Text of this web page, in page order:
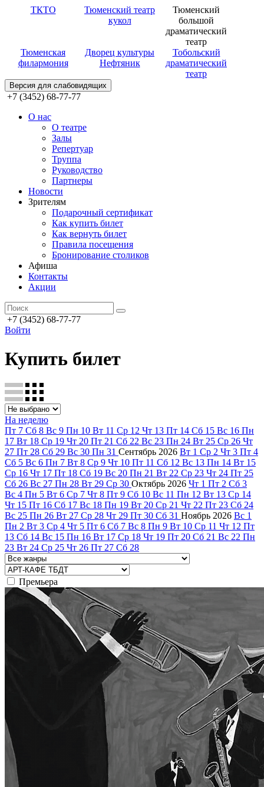
ТКТО
Тюменский театр
кукол
Тюменский
большой
драматический
театр
Тюменская
филармония
Дворец культуры
Нефтяник
Тобольский
драматический
театр
Версия для слабовидящих
+7 (3452) 68-77-77
О нас
О театре
Залы
Репертуар
Труппа
Руководство
Партнеры
Новости
Зрителям
Подарочный сертификат
Как купить билет
Как вернуть билет
Правила посещения
Бронирование столиков
Афиша
Контакты
Акции
+7 (3452) 68-77-77
Войти
Купить билет
На неделю
Пт 7 Сб 8 Вс 9 Пн 10 Вт 11 Ср 12 Чт 13 Пт 14 Сб 15 Вс 16 Пн
17 Вт 18 Ср 19 Чт 20 Пт 21 Сб 22 Вс 23 Пн 24 Вт 25 Ср 26 Чт
27 Пт 28 Сб 29 Вс 30 Пн 31 Сентябрь 2026 Вт 1 Ср 2 Чт 3 Пт 4
Сб 5 Вс 6 Пн 7 Вт 8 Ср 9 Чт 10 Пт 11 Сб 12 Вс 13 Пн 14 Вт 15
Ср 16 Чт 17 Пт 18 Сб 19 Вс 20 Пн 21 Вт 22 Ср 23 Чт 24 Пт 25
Сб 26 Вс 27 Пн 28 Вт 29 Ср 30 Октябрь 2026 Чт 1 Пт 2 Сб 3
Вс 4 Пн 5 Вт 6 Ср 7 Чт 8 Пт 9 Сб 10 Вс 11 Пн 12 Вт 13 Ср 14
Чт 15 Пт 16 Сб 17 Вс 18 Пн 19 Вт 20 Ср 21 Чт 22 Пт 23 Сб 24
Вс 25 Пн 26 Вт 27 Ср 28 Чт 29 Пт 30 Сб 31 Ноябрь 2026 Вс 1
Пн 2 Вт 3 Ср 4 Чт 5 Пт 6 Сб 7 Вс 8 Пн 9 Вт 10 Ср 11 Чт 12 Пт
13 Сб 14 Вс 15 Пн 16 Вт 17 Ср 18 Чт 19 Пт 20 Сб 21 Вс 22 Пн
23 Вт 24 Ср 25 Чт 26 Пт 27 Сб 28
Премьера